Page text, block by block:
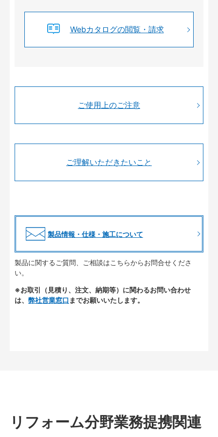
Webカタログの閲覧・請求
ご使用上のご注意
ご理解いただきたいこと
製品情報・仕様・施工について
製品に関するご質問、ご相談はこちらからお問合せくださ
い。
※お取引（見積り、注文、納期等）に関わるお問い合わせ
は、 弊社営業窓口 までお願いいたします。
リフォーム分野業務提携関連